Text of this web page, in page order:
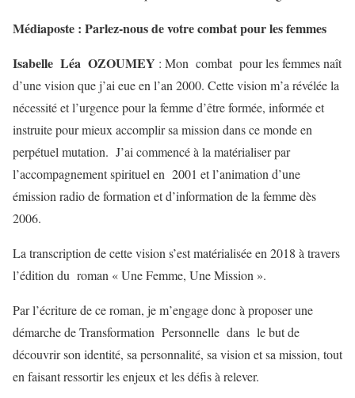
Médiaposte : Parlez-nous de votre combat pour les femmes
Isabelle Léa OZOUMEY : Mon combat pour les femmes naît
d’une vision que j’ai eue en l’an 2000. Cette vision m’a révélée la
nécessité et l’urgence pour la femme d’être formée, informée et
instruite pour mieux accomplir sa mission dans ce monde en
perpétuel mutation. J’ai commencé à la matérialiser par
l’accompagnement spirituel en 2001 et l’animation d’une
émission radio de formation et d’information de la femme dès
2006.
La transcription de cette vision s’est matérialisée en 2018 à travers
l’édition du roman « Une Femme, Une Mission ».
Par l’écriture de ce roman, je m’engage donc à proposer une
démarche de Transformation Personnelle dans le but de
découvrir son identité, sa personnalité, sa vision et sa mission, tout
en faisant ressortir les enjeux et les défis à relever.